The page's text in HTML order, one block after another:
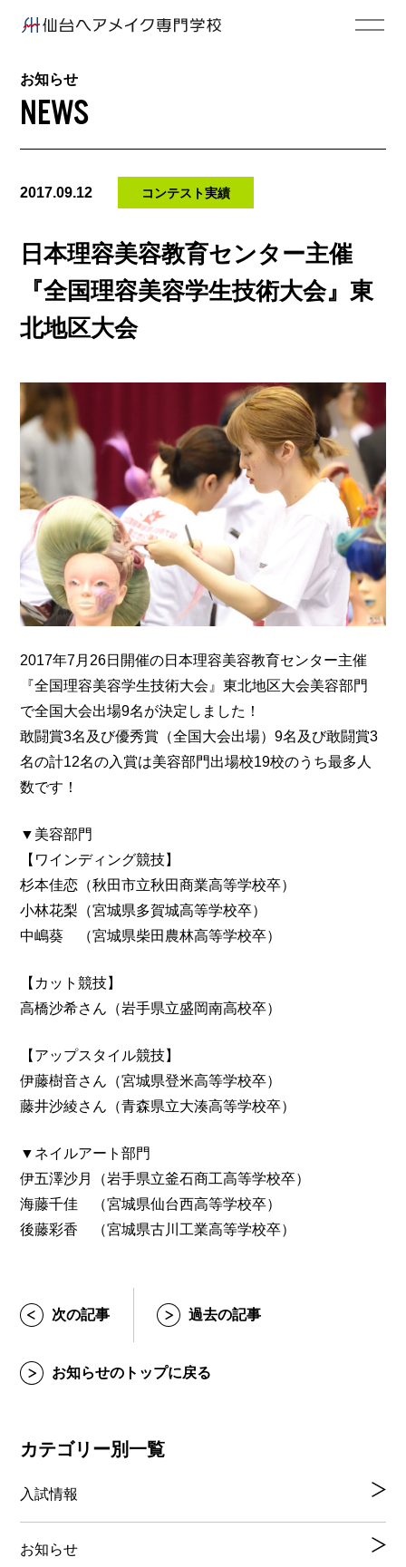
お知らせ
NEWS
2017.09.12 コンテスト実績
日本理容美容教育センター主催
『全国理容美容学生技術大会』東
北地区大会
2017年7月26日開催の日本理容美容教育センター主催
『全国理容美容学生技術大会』東北地区大会美容部門
で全国大会出場9名が決定しました！
敢闘賞3名及び優秀賞（全国大会出場）9名及び敢闘賞3
名の計12名の入賞は美容部門出場校19校のうち最多人
数です！
▼美容部門
【ワインディング競技】
杉本佳恋（秋田市立秋田商業高等学校卒）
小林花梨（宮城県多賀城高等学校卒）
中嶋葵 （宮城県柴田農林高等学校卒）
【カット競技】
高橋沙希さん（岩手県立盛岡南高校卒）
【アップスタイル競技】
伊藤樹音さん（宮城県登米高等学校卒）
藤井沙綾さん（青森県立大湊高等学校卒）
▼ネイルアート部門
伊五澤沙月（岩手県立釜石商工高等学校卒）
海藤千佳 （宮城県仙台西高等学校卒）
後藤彩香 （宮城県古川工業高等学校卒）
次の記事 過去の記事
お知らせのトップに戻る
カテゴリー別一覧
入試情報
お知らせ